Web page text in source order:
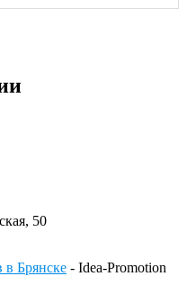
50
в Брянске - Idea-Promotion